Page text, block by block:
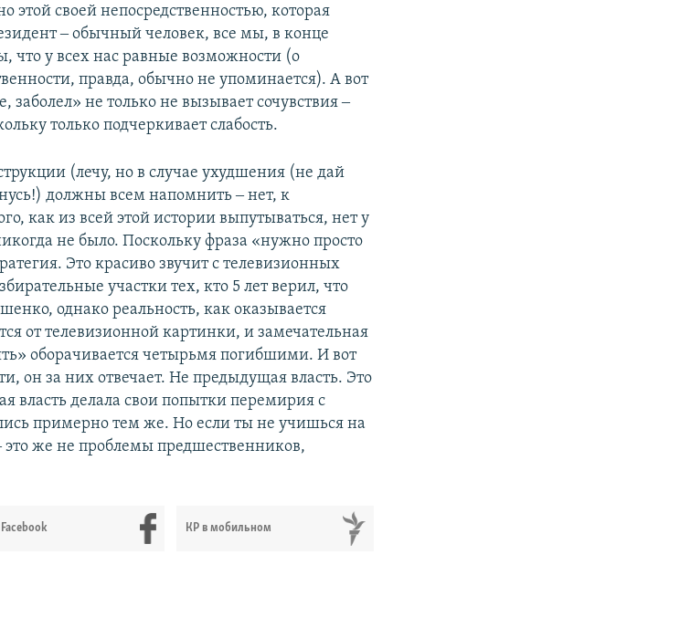
этой своей непосредственностью, которая
‒ обычный человек, все мы, в конце
что у всех нас равные возможности (о
правда, обычно не упоминается). А вот
заболел» не только не вызывает сочувствия ‒
только подчеркивает слабость.
(лечу, но в случае ухудшения (не дай
должны всем напомнить ‒ нет, к
как из всей этой истории выпутываться, нет у
не было. Поскольку фраза «нужно просто
Это красиво звучит с телевизионных
участки тех, кто 5 лет верил, что
однако реальность, как оказывается
от телевизионной картинки, и замечательная
оборачивается четырьмя погибшими. И вот
он за них отвечает. Не предыдущая власть. Это
делала свои попытки перемирия с
примерно тем же. Но если ты не учишься на
же не проблемы предшественников,
КР в мобильном